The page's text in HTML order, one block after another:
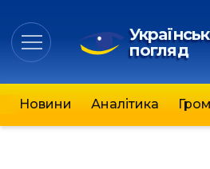
погляд
Новини Аналітика